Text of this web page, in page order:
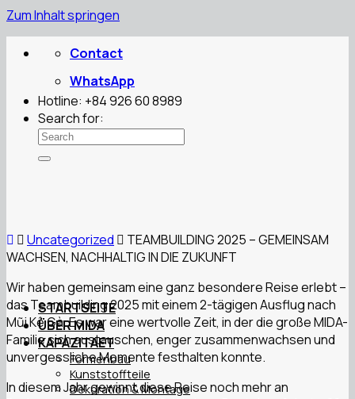
Zum Inhalt springen
Contact
WhatsApp
Hotline: +84 926 60 8989
Search for:
STARTSEITE
ÜBER MIDA
KAPAZITAET
Formenbau
Kunststoffteile
Dekoration & Montage
Uncategorized
TEAMBUILDING 2025 – GEMEINSAM
WACHSEN, NACHHALTIG IN DIE ZUKUNFT
Wir haben gemeinsam eine ganz besondere Reise erlebt –
das Teambuilding 2025 mit einem 2-tägigen Ausflug nach
Mũi Kê Gà. Es war eine wertvolle Zeit, in der die große MIDA-
Familie sich austauschen, enger zusammenwachsen und
unvergessliche Momente festhalten konnte.
In diesem Jahr gewinnt diese Reise noch mehr an